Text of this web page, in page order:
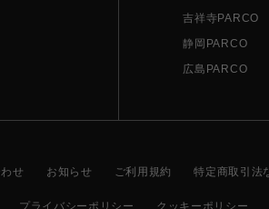
吉祥寺PARCO
静岡PARCO
広島PARCO
せ お知らせ ご利用規約 特定商取引法
プライバシーポリシー クッキーポリシー